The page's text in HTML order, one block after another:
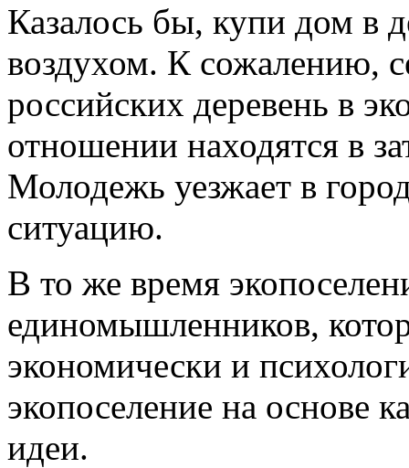
Казалось бы, купи дом в
воздухом. К сожалению,
российских деревень в
отношении находятся в
Молодежь уезжает в
ситуацию.
В то же время
единомышленников,
экономически и
экопоселение на основе
идеи.